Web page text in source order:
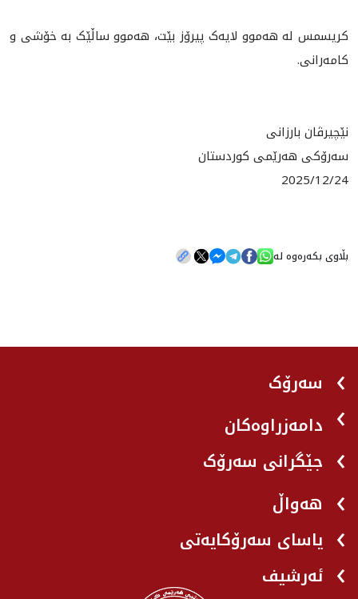
كريسمس لە هەموو لایەک پیرۆز بێت، هەموو ساڵێک بە خۆشی و
کامەرانی.
نێچیرڤان بارزانی
سەرۆکی هەرێمی کوردستان
2025/12/24
بڵاوی بکەرەوە لە
سەرۆک
دامەزراوەکان
جێگرانی سه‌رۆک
هه‌واڵ
یاسای سەرۆکایەتی
ئەرشیف